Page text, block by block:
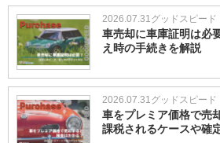
2026.07.31グッドスピード
車売却に車庫証明は必
え時の手続きを解説
2026.07.31グッドスピード
車をプレミア価格で売
課税されるケースや確